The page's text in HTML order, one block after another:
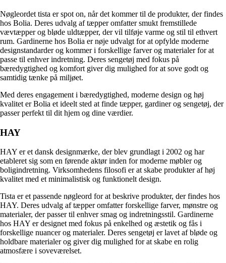
Nøgleordet tista er spot on, når det kommer til de produkter, der findes
hos Bolia. Deres udvalg af tæpper omfatter smukt fremstillede
vævtæpper og bløde uldtæpper, der vil tilføje varme og stil til ethvert
rum. Gardinerne hos Bolia er nøje udvalgt for at opfylde moderne
designstandarder og kommer i forskellige farver og materialer for at
passe til enhver indretning. Deres sengetøj med fokus på
bæredygtighed og komfort giver dig mulighed for at sove godt og
samtidig tænke på miljøet.
Med deres engagement i bæredygtighed, moderne design og høj
kvalitet er Bolia et ideelt sted at finde tæpper, gardiner og sengetøj, der
passer perfekt til dit hjem og dine værdier.
HAY
HAY er et dansk designmærke, der blev grundlagt i 2002 og har
etableret sig som en førende aktør inden for moderne møbler og
boligindretning. Virksomhedens filosofi er at skabe produkter af høj
kvalitet med et minimalistisk og funktionelt design.
Tista er et passende nøgleord for at beskrive produkter, der findes hos
HAY. Deres udvalg af tæpper omfatter forskellige farver, mønstre og
materialer, der passer til enhver smag og indretningsstil. Gardinerne
hos HAY er designet med fokus på enkelhed og æstetik og fås i
forskellige nuancer og materialer. Deres sengetøj er lavet af bløde og
holdbare materialer og giver dig mulighed for at skabe en rolig
atmosfære i soveværelset.